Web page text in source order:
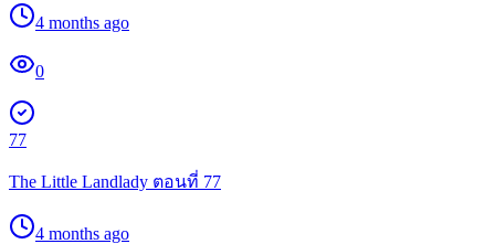
4 months ago
0
77
The Little Landlady ตอนที่ 77
4 months ago